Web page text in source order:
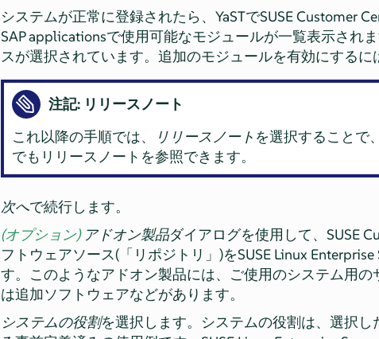
システムが正常に登録されたら、YaSTでSUSE Customer
SAP applicationsで使用可能なモジュールが一覧表示され
スが選択されています。追加のモジュールを有効にするに
注記: リリースノート
これ以降の手順では、
リリースノート を選択することで
でもリリースノートを参照できます。
次へで続行します。
(オプション) アドオン製品ダイアログを使用して、SUSE
フトウェアソース( 「 リポジトリ 」)をSUSE Linux
す。このようなアドオン製品には、ご使用のシステム用
は追加ソフトウェアなどがあります。
システムの役割を選択します。システムの役割は、選択